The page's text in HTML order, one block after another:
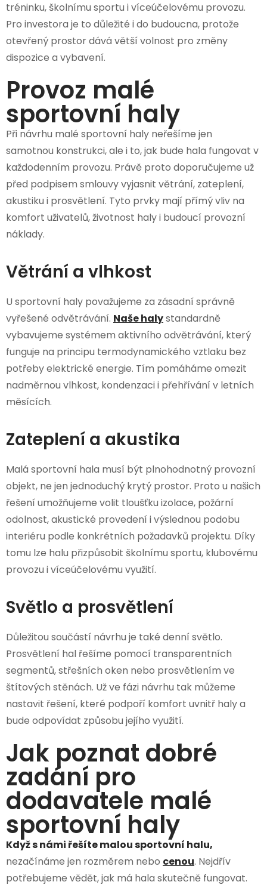
tréninku, školnímu sportu i víceúčelovému provozu.
Pro investora je to důležité i do budoucna, protože
otevřený prostor dává větší volnost pro změny
dispozice a vybavení.
Provoz malé
sportovní haly
Při návrhu malé sportovní haly neřešíme jen
samotnou konstrukci, ale i to, jak bude hala fungovat v
každodenním provozu. Právě proto doporučujeme už
před podpisem smlouvy vyjasnit větrání, zateplení,
akustiku i prosvětlení. Tyto prvky mají přímý vliv na
komfort uživatelů, životnost haly i budoucí provozní
náklady.
Větrání a vlhkost
U sportovní haly považujeme za zásadní správně
vyřešené odvětrávání. Naše halystandardně
vybavujeme systémem aktivního odvětrávání, který
funguje na principu termodynamického vztlaku bez
potřeby elektrické energie. Tím pomáháme omezit
nadměrnou vlhkost, kondenzaci i přehřívání v letních
měsících.
Zateplení a akustika
Malá sportovní hala musí být plnohodnotný provozní
objekt, ne jen jednoduchý krytý prostor. Proto u našich
řešení umožňujeme volit tloušťku izolace, požární
odolnost, akustické provedení i výslednou podobu
interiéru podle konkrétních požadavků projektu. Díky
tomu lze halu přizpůsobit školnímu sportu, klubovému
provozu i víceúčelovému využití.
Světlo a prosvětlení
Důležitou součástí návrhu je také denní světlo.
Prosvětlení hal řešíme pomocí transparentních
segmentů, střešních oken nebo prosvětlením ve
štítových stěnách. Už ve fázi návrhu tak můžeme
nastavit řešení, které podpoří komfort uvnitř haly a
bude odpovídat způsobu jejího využití.
Jak poznat dobré
zadání pro
dodavatele malé
sportovní haly
Když s námi řešíte malou sportovní halu,
nezačínáme jen rozměrem nebo cenou. Nejdřív
potřebujeme vědět, jak má hala skutečně fungovat.